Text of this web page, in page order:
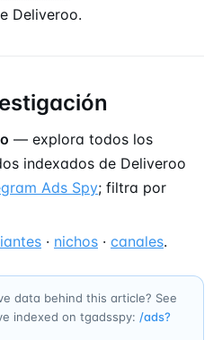
Deliveroo.
— explora todos los
indexados de Deliveroo
Ads Spy; filtra por
· nichos · canales.
data behind this article? See
indexed on tgadsspy: /ads?